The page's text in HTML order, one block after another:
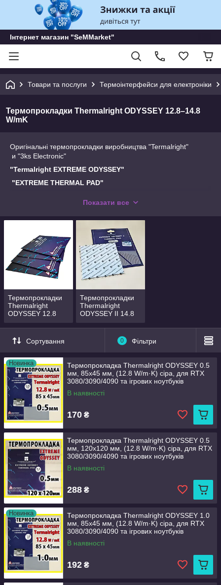
Інтернет магазин "SeMMarket"
Товари та послуги Термоінтерфейси для електроніки
Термопрокладки Thermalright ODYSSEY 12.8–14.8
W/mK
Оригінальні термопрокладки виробництва "Termalright"
и "3ks Electronic"
"Termalright EXTREME ODYSSEY"
"EXTREME THERMAL PAD"
Показати все
Термопрокладки
Thermalright
ODYSSEY 12.8
Термопрокладки
Thermalright
ODYSSEY II 14.8
Сортування 0 Фільтри
Новинка
Термопрокладка Thermalright ODYSSEY 0.5
мм, 85x45 мм, (12.8 W/m·K) сіра, для RTX
3080/3090/4090 та ігрових ноутбуків
В наявності
170 ₴
Термопрокладка Thermalright ODYSSEY 0.5
мм, 120x120 мм, (12.8 W/m·K) сіра, для RTX
3080/3090/4090 та ігрових ноутбуків
В наявності
288 ₴
Новинка
Термопрокладка Thermalright ODYSSEY 1.0
мм, 85x45 мм, (12.8 W/m·K) сіра, для RTX
3080/3090/4090 та ігрових ноутбуків
В наявності
192 ₴